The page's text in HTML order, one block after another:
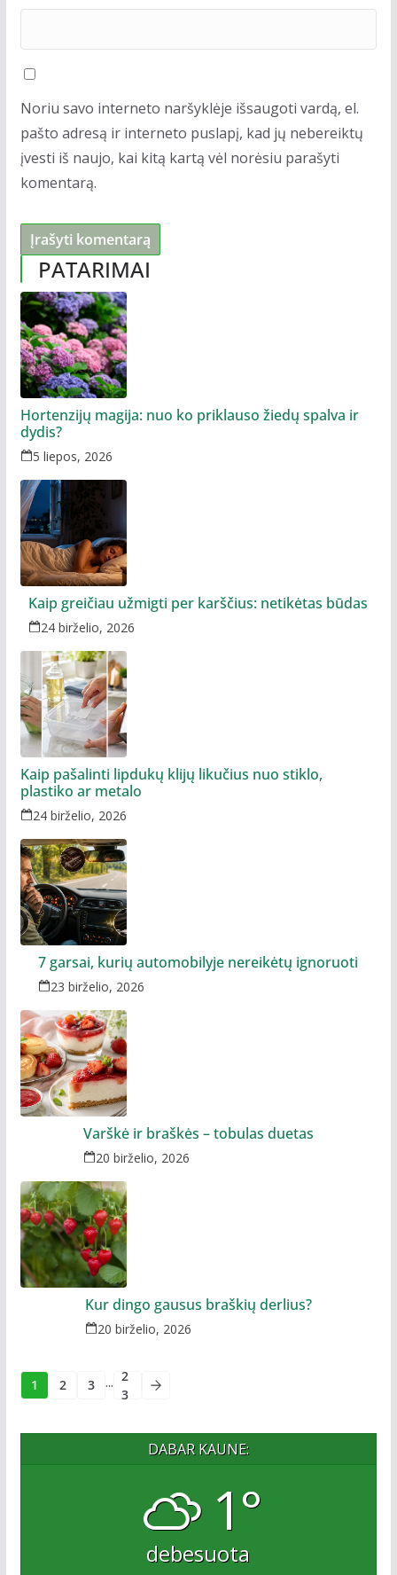
Noriu savo interneto naršyklėje išsaugoti vardą, el.
pašto adresą ir interneto puslapį, kad jų nebereiktų
įvesti iš naujo, kai kitą kartą vėl norėsiu parašyti
komentarą.
PATARIMAI
Hortenzijų magija: nuo ko priklauso žiedų spalva ir
dydis?
5 liepos, 2026
Kaip greičiau užmigti per karščius: netikėtas būdas
24 birželio, 2026
Kaip pašalinti lipdukų klijų likučius nuo stiklo,
plastiko ar metalo
24 birželio, 2026
7 garsai, kurių automobilyje nereikėtų ignoruoti
23 birželio, 2026
Varškė ir braškės – tobulas duetas
20 birželio, 2026
Kur dingo gausus braškių derlius?
20 birželio, 2026
1 2 3 ... 2
3
DABAR KAUNE:
1°
debesuota